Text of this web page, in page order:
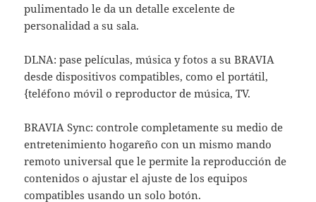
pulimentado le da un detalle excelente de
personalidad a su sala.
DLNA: pase películas, música y fotos a su BRAVIA
desde dispositivos compatibles, como el portátil,
{teléfono móvil o reproductor de música, TV.
BRAVIA Sync: controle completamente su medio de
entretenimiento hogareño con un mismo mando
remoto universal que le permite la reproducción de
contenidos o ajustar el ajuste de los equipos
compatibles usando un solo botón.